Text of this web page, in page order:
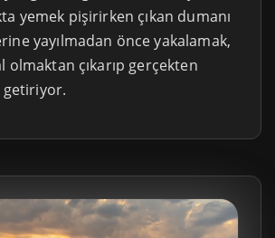
yemek pişirirken çıkan dumanı
yayılmadan önce yakalamak,
olmaktan çıkarıp gerçekten
getiriyor.